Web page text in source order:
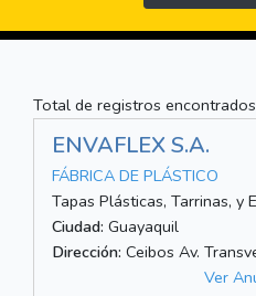
Total de registros
ENVAFLEX S.A.
FÁBRICA DE PLÁSTICO
Tapas Plásticas, Tarrinas, y
Ciudad: Guayaquil
Dirección: Ceibos Av.
Ver